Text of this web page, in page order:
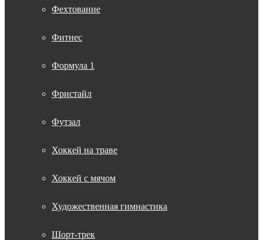
Фехтование
Фитнес
Формула 1
Фристайл
Футзал
Хоккей на траве
Хоккей с мячом
Художественная гимнастика
Шорт-трек